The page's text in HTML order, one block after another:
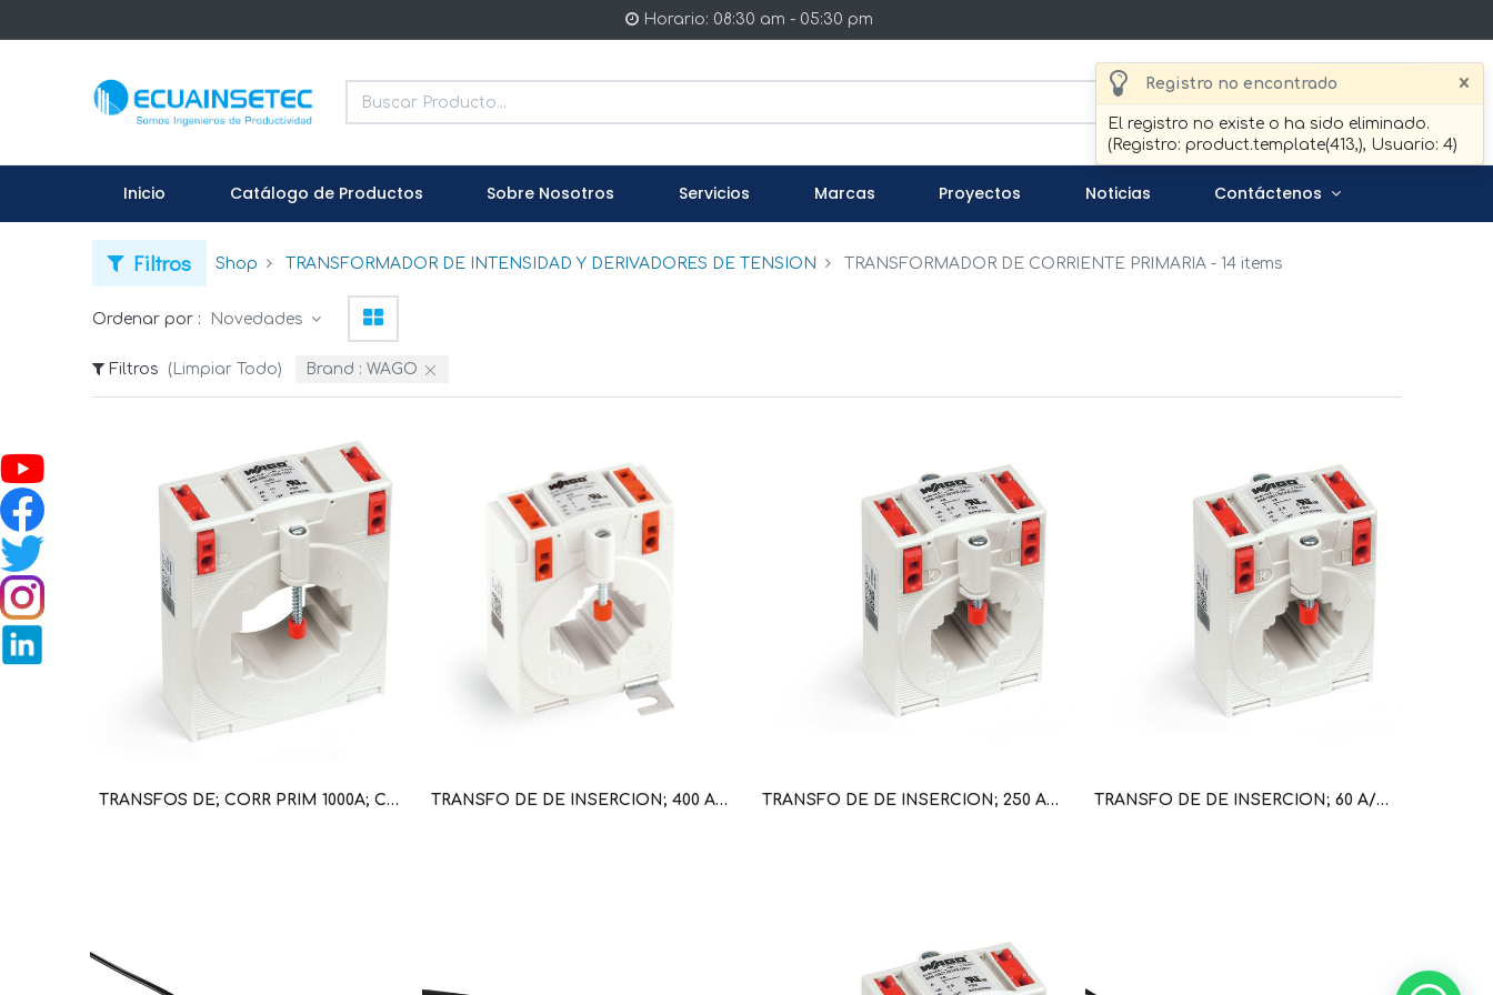
Registro no encontrado ×
El registro no existe o ha sido eliminado.
(Registro: product.template(413,), Usuario: 4)
Horario: 08:30 am - 05:30 pm
Buscar
Inicio Catálogo de Productos Sobre Nosotros Servicios Marcas Proyectos Noticias Contáctenos
Filtros Shop TRANSFORMADOR DE INTENSIDAD Y DERIVADORES DE TENSION TRANSFORMADOR DE CORRIENTE PRIMARIA- 14 items
Ordenar por : Novedades
Filtros (Limpiar Todo) Brand : WAGO
TRANSFOS DE; CORR PRIM 1000A; CORR SEC 5A; POT 10VA; CLASE DE PRECISION 1 (WAG100666 / 855-505/1000-1001) TRANSFO DE DE INSERCION; 400 A/5 A (WAG100660 / 855-405/400-501) TRANSFO DE DE INSERCION; 250 A/5 A (WAG100654 / 855-305/250-501) TRANSFO DE DE INSERCION; 60 A/5 A (WAG100646 / 855-305/060-101)